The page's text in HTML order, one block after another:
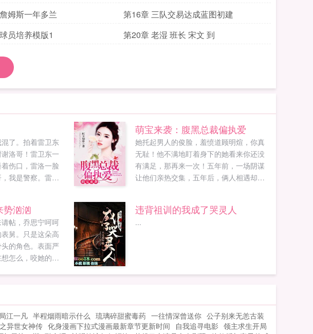
板
姆斯一年多兰
第16章 三队交易达成蓝图初建
员培养模版1 第20章 老湿 班长 宋文 到
了。拍着雷卫东
洛哥！雷卫东一
伤口，雷洛一脸
我是警察。雷卫
大你的老婆带着
变成煮夫了。陈
，比枪吗？雷卫
我不和子弹会转
回答。高进，玩
牌。滚，我不会
萌宝来袭：腹黑总裁偏执爱
她托起男人的俊脸，羞愤道顾明煊，你真
无耻！他不满地盯着身下的她看来你还没
有满足，那再来一次！五年前，一场阴谋
让他们亲热交集，五年后，俩人相遇却不
不小心把他给压了，夺去了他的初吻他说
你家孩子把你卖了，以后就乖乖留在这儿
势汹汹
帖，乔思宁呵呵
舅。只是这朵高
的角色。表面严
怎么，咬她的
违背祖训的我成了哭灵人
...
江一凡 半程烟雨暗示什么 琉璃碎甜蜜毒药 一往情深曾送你 公子别来无恙古装
异世女神传 化身漫画下拉式漫画最新章节更新时间 自我追寻电影 领主求生开局